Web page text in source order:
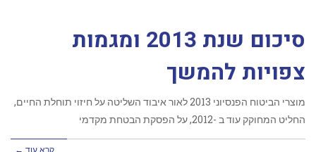
סיכום שנת 2013 ומגמות
צפויות להמשך
מוצרי הביטוח הפנסיוני 2013 לאור איבוד השליטה על חיזוי תוחלת החיים,
החליט המחוקק עוד ב -2012, על הפסקת הבטחת מקדמי
קרא עוד ←